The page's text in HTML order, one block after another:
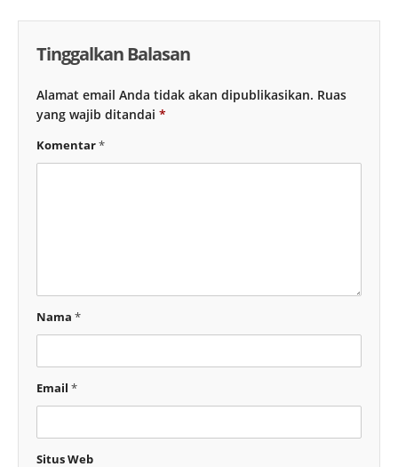
Tinggalkan Balasan
Alamat email Anda tidak akan dipublikasikan. Ruas
yang wajib ditandai *
Komentar*
Nama *
Email *
Situs Web